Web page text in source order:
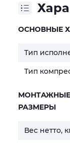
ОСНОВНЫЕ
Тип
Тип
РАЗМЕРЫ
Вес нетто,